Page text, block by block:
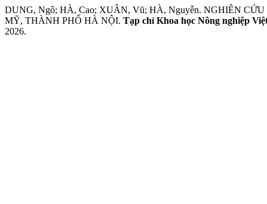
DUNG, Ngô; HÀ, Cao; XUÂN, Vũ; HÀ, Nguyễn. NGHIÊN
MỸ, THÀNH PHỐ HÀ NỘI. Tạp chí Khoa học Nông nghiệp
2026.